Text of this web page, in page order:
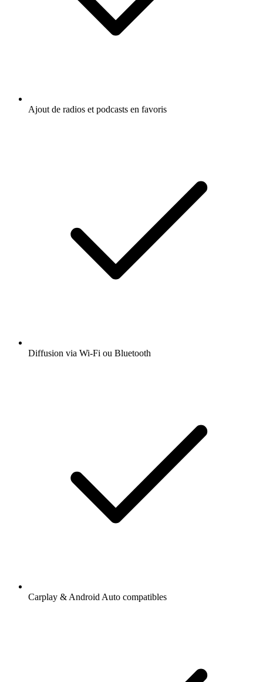
Ajout de radios et podcasts en favoris
Diffusion via Wi-Fi ou Bluetooth
Carplay & Android Auto compatibles